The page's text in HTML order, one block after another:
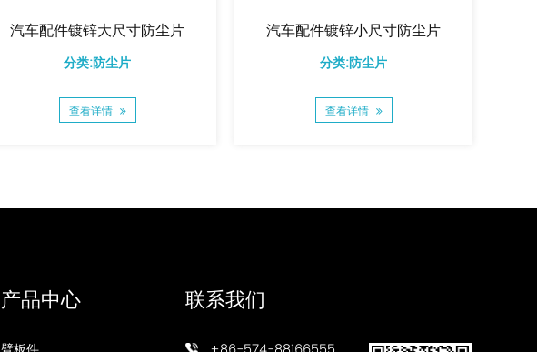
汽车配件镀锌大尺寸防尘片
分类:防尘片
查看详情
汽车配件镀锌小尺寸防尘片
分类:防尘片
查看详情
产品中心 联系我们